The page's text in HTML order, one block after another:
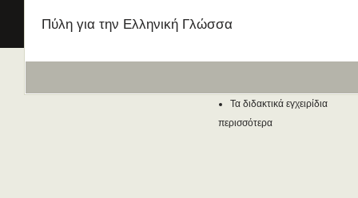
Πύλη για την Ελληνική Γλώσσατο πιστοποιητικό επιπέδου Γ2
Νεοελληνικών Σπουδών
Τα διδακτικά εγχειρίδια
περισσότερα